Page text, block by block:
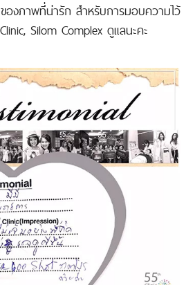
องภาพที่น่ารัก สำหรับการมอบความไว้
Silom Complex ดูแลนะคะ